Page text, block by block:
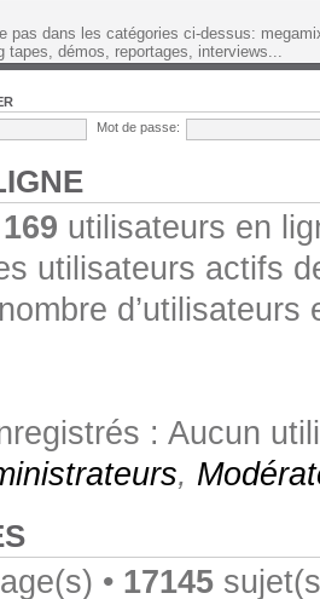
pas dans les catégories ci-dessus:
tapes, démos, reportages, interviews...
Mot de passe:
169 utilisateurs en
utilisateurs actifs
: Aucun
,
• 17145